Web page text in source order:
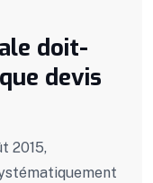
doit-
devis
2015,